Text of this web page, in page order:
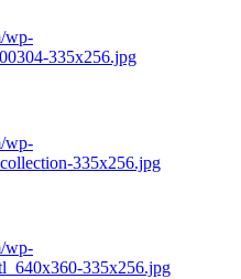
wp-
335x256.jpg
wp-
335x256.jpg
wp-
335x256.jpg